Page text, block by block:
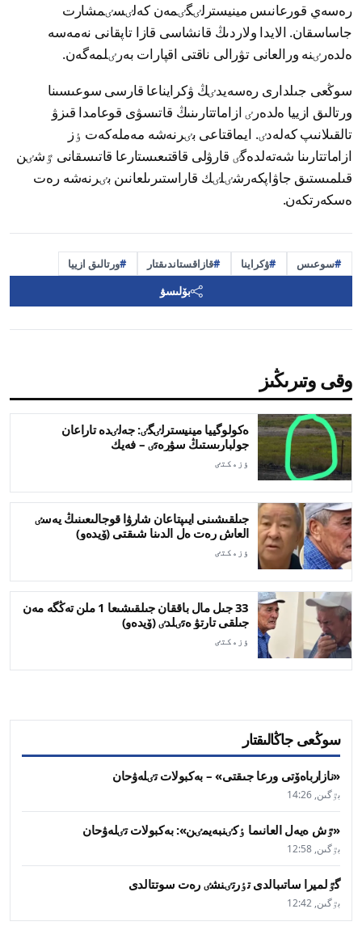
رەسەي قورعانىس مينيسترلٸگٸمەن كەلٸسٸمشارت
جاساسقان. الايدا ولاردىڭ قانشاسى قازا تاپقانى نەمەسە
ەلدەرٸنە ورالعانى تۋرالى ناقتى اقپارات بەرٸلمەگەن.
سوڭعى جىلدارى رەسەيدٸڭ ۋكرايناعا قارسى سوعىسىنا
ورتالىق ازييا ەلدەرٸ ازاماتتارىنىڭ قاتىسۋى قوعامدا قىزۋ
تالقىلانىپ كەلەدٸ. ايماقتاعى بٸرنەشە مەملەكەت ٶز
ازاماتتارىنا شەتەلدەگٸ قارۋلى قاقتىعىستارعا قاتىسقانى ٷشٸن
قىلمىستىق جاۋاپكەرشٸلٸك قاراستىرىلعانىن بٸرنەشە رەت
ەسكەرتكەن.
سوعىس ۋكراينا قازاقستاندىقتار ورتالىق ازييا
بۆلىسۋ
وقى وتىرىڭىز
ەكولوگييا مينيسترلٸگٸ: جەلٸدە تاراعان
جولبارىستىڭ سۋرەتٸ – فەيك
ٶزەكتٸ
جىلقىشىنى ايىپتاعان شارۋا قوجالىعىنىڭ يەسٸ
العاش رەت ەل الدىنا شىقتى (ۆيدەو)
ٶزەكتٸ
33 جىل مال باققان جىلقىشىعا 1 ملن تەڭگە مەن
جىلقى تارتۋ ەتٸلدٸ (ۆيدەو)
ٶزەكتٸ
سوڭعى جاڭالىقتار
«نازارباەۆتى ورعا جىقتى» – بەكبولات تٸلەۋحان
بٷگىن, 14:26
«ٷش ەيەل العانىما ٶكٸنبەيمٸن»: بەكبولات تٸلەۋحان
بٷگىن, 12:58
گٷلميرا ساتىبالدى تٶرتٸنشٸ رەت سوتتالدى
بٷگىن, 12:42